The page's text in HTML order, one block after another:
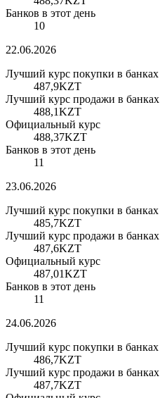
Банков в этот день
10
22.06.2026
Лучший курс покупки в банках
487,9KZT
Лучший курс продажи в банках
488,1KZT
Официальный курс
488,37KZT
Банков в этот день
11
23.06.2026
Лучший курс покупки в банках
485,7KZT
Лучший курс продажи в банках
487,6KZT
Официальный курс
487,01KZT
Банков в этот день
11
24.06.2026
Лучший курс покупки в банках
486,7KZT
Лучший курс продажи в банках
487,7KZT